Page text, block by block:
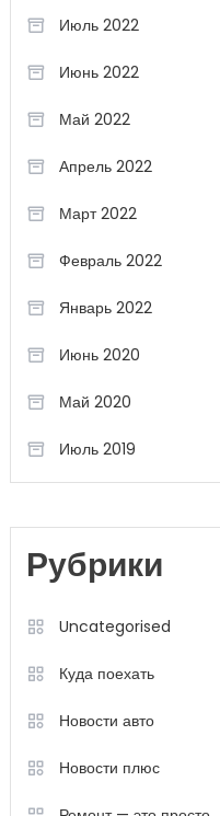
Июль 2022
Июнь 2022
Май 2022
Апрель 2022
Март 2022
Февраль 2022
Январь 2022
Июнь 2020
Май 2020
Июль 2019
Рубрики
Uncategorised
Куда поехать
Новости авто
Новости плюс